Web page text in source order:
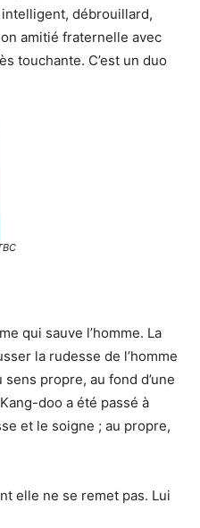
débrouillard,
amitié fraternelle avec
touchante. C’est un duo
qui sauve l’homme. La
la rudesse de l’homme
propre, au fond d’une
doo a été passé à
et le soigne ; au propre,
elle ne se remet pas. Lui